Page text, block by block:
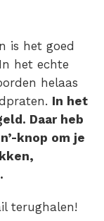
is het goed
het echte
helaas
In het
Daar heb
knop om je
terughalen!